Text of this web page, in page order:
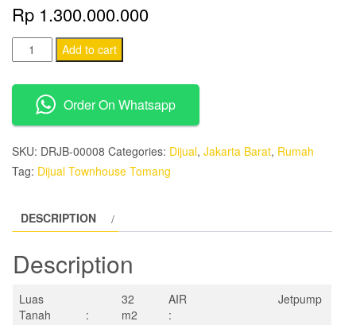
Rp 1.300.000.000
Dijual
Townhouse
Tomang
quantity
Add to cart
Order On Whatsapp
SKU: DRJB-00008 Categories: Dijual, Jakarta Barat, Rumah
Tag: Dijual Townhouse Tomang
DESCRIPTION
Description
Luas
Tanah :
32
m2
AIR
:
Jetpump